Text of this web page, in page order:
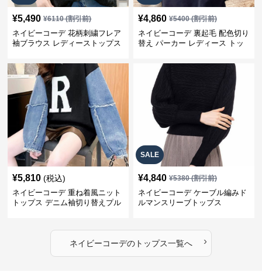
¥5,490 ¥6110(割引前)
ネイビーコーデ 花柄刺繍フレア
袖ブラウス レディーストップス
¥4,860 ¥5400(割引前)
ネイビーコーデ 裏起毛 配色切り
替え パーカー レディース トッ
¥5,810 (税込)
ネイビーコーデ 重ね着風ニット
トップス デニム袖切り替えプル
SALE
¥4,840 ¥5380(割引前)
ネイビーコーデ ケーブル編みド
ルマンスリーブトップス
ネイビーコーデのトップス一覧へ ›